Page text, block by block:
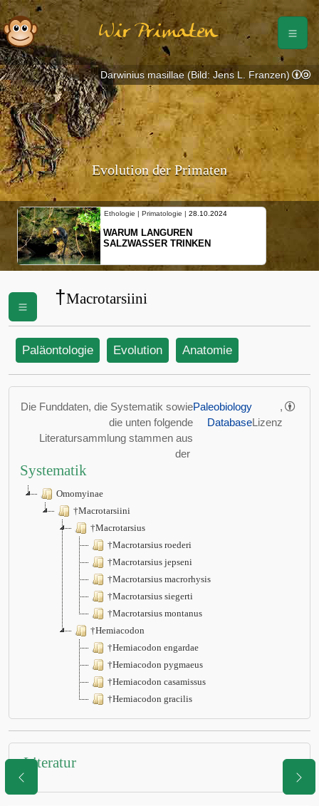
Wir Primaten
Evolution der Primaten
Ethologie | Primatologie | 28.10.2024
WARUM LANGUREN
SALZWASSER TRINKEN
Darwinius masillae (Bild: Jens L. Franzen)
†Macrotarsiini
Paläontologie Evolution Anatomie
Die Funddaten, die Systematik sowie
die unten folgende
Literatursammlung stammen aus
der
Paleobiology
Database
,
Lizenz
Systematik
Omomyinae
†Macrotarsiini
†Macrotarsius
†Macrotarsius roederi
†Macrotarsius jepseni
†Macrotarsius macrorhysis
†Macrotarsius siegerti
†Macrotarsius montanus
†Hemiacodon
†Hemiacodon engardae
†Hemiacodon pygmaeus
†Hemiacodon casamissus
†Hemiacodon gracilis
Literatur